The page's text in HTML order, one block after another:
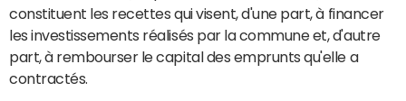
constituent les recettes qui visent, d'une part, à financer
les investissements réalisés par la commune et, d'autre
part, à rembourser le capital des emprunts qu'elle a
contractés.